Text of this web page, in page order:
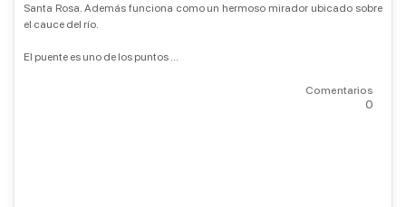
Santa Rosa. Además funciona como un hermoso mirador ubicado sobre
el cauce del río.
El puente es uno de los puntos ...
Comentarios
0